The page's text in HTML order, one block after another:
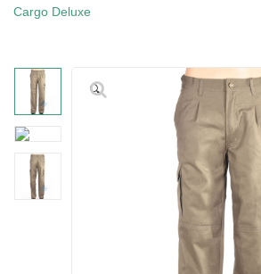
Cargo Deluxe
🔍